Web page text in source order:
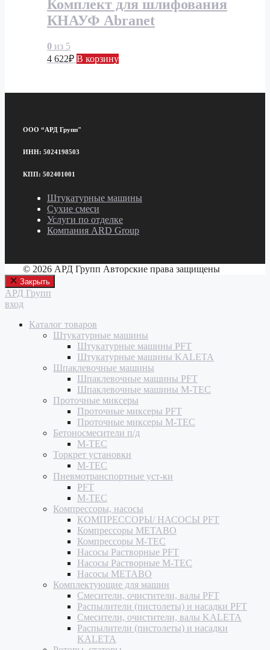
Комплект для шлифования
КНАУФ Abranet
0 из 5
4 622₽ В корзину
ООО “АРД Групп"
ИНН: 5024198503
КПП: 502401001
Штукатурные машины
Сухие смеси
Услуги по отделке
Компания ARD Group
© 2026 АРД Групп Авторские права защищены
Закрыть
АРД Групп
вход
Каталог товаров
Штукатурные машины
Штукатурные машины PFT
Штукатурные машины KALETA
Шпаклевочные машины
Шпаклевочные машины PFT
Шпаклевочные машины M-TEC
Проточные миксеры
Проточные миксеры PFT
Проточные миксеры M-TEC
Бетоносмесители п/д
M-TEC
Торкрет установки
M-TEC
Пневмотранспортные уст-ки
PFT
M-TEC
Компрессоры, насосы
КОМПРЕССОРЫ/ НАСОСЫ PFT
Компрессоры METABO
Компрессоры M-TEC
Насосы Растворные PFT
Насосы Растворные M-TEC
Насосы METABO
Комплектующие для машин
Смесители, очистители, валы PFT
Распылители (пистолеты) и насадки PFT
Смесители, очистители, валы KALETA
Распылители (пистолеты) и насадки
KALETA